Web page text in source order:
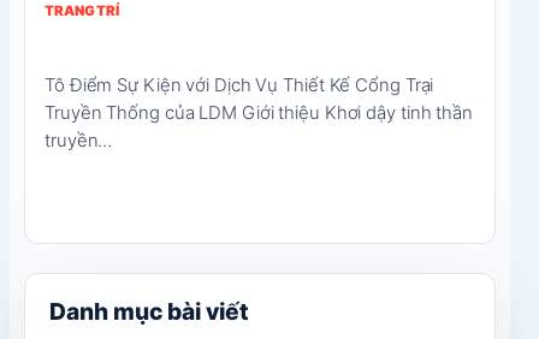
Danh mục bài viết
TRANG TRÍ
Tô Điểm Sự Kiện với Dịch Vụ Thiết Kế Cổng Trại
Truyền Thống của LDM Giới thiệu Khơi dậy tinh thần
truyền…